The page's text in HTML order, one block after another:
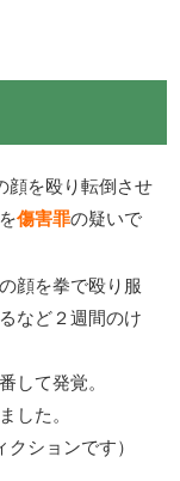
顔を殴り転倒させ
傷害罪の疑いで
顔を拳で殴り服
など２週間のけ
して発覚。
した。
ションです）